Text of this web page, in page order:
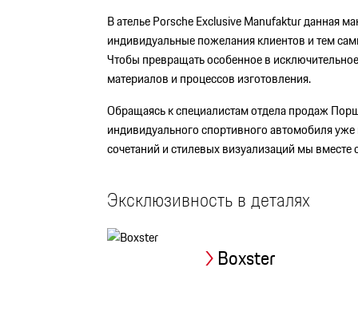
В ателье Porsche Exclusive Manufaktur данная
индивидуальные пожелания клиентов и тем
Чтобы превращать особенное в
материалов и процессов изготовления.
Обращаясь к специалистам отдела продаж
индивидуального спортивного автомобиля
сочетаний и стилевых визуализаций мы
Эксклюзивность в деталях
Boxster